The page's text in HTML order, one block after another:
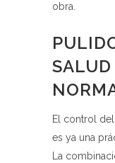
obra.
El control
es ya una
La